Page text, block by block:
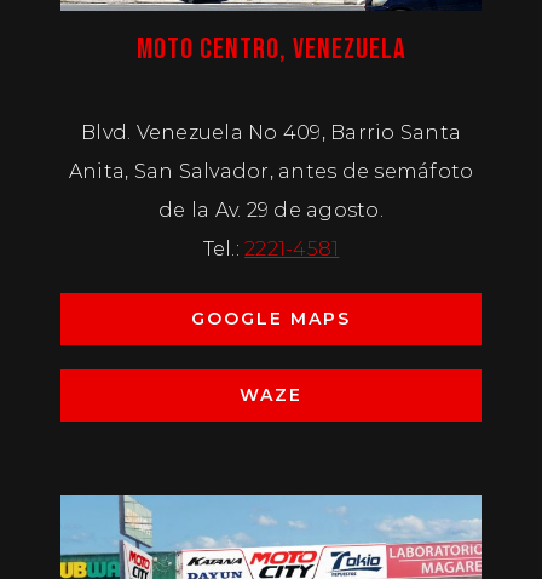
MOTO CENTRO, VENEZUELA
Blvd. Venezuela No 409, Barrio Santa
Anita, San Salvador, antes de semáfoto
de la Av. 29 de agosto.
Tel.:2221-4581
GOOGLE MAPS
WAZE